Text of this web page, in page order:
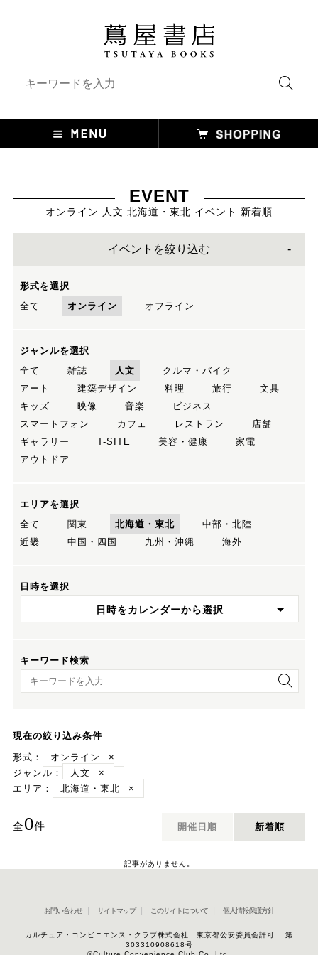
EVENT
オンライン 人文 北海道・東北 イベント 新着順
イベントを絞り込む
形式を選択
全て
オンライン オフライン
ジャンルを選択
全て
雑誌 人文
クルマ・バイク
アート
建築デザイン 料理 旅行
文具
キッズ
映像 音楽
ビジネス
スマートフォン
カフェ レストラン
店舗
ギャラリー
T-SITE 美容・健康
家電
アウトドア
エリアを選択
全て
関東 北海道・東北
中部・北陸
近畿
中国・四国 九州・沖縄 海外
日時を選択
日時をカレンダーから選択
キーワード検索
キーワード検索
現在の絞り込み条件
形式：
オンライン
×
ジャンル：
人文
×
エリア：
北海道・東北 ×
全0件 開催日順 新着順
記事がありません。
お問い合わせ サイトマップ このサイトについて 個人情報保護方針
カルチュア・コンビニエンス・クラブ株式会社 東京都公安委員会許可 第
303310908618号